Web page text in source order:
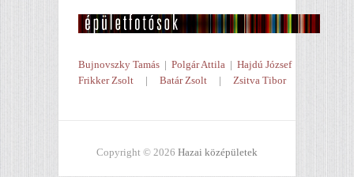
Bujnovszky Tamás | Polgár Attila | Hajdú József
Frikker Zsolt | Batár Zsolt | Zsitva Tibor
Copyright © 2026 Hazai középületek